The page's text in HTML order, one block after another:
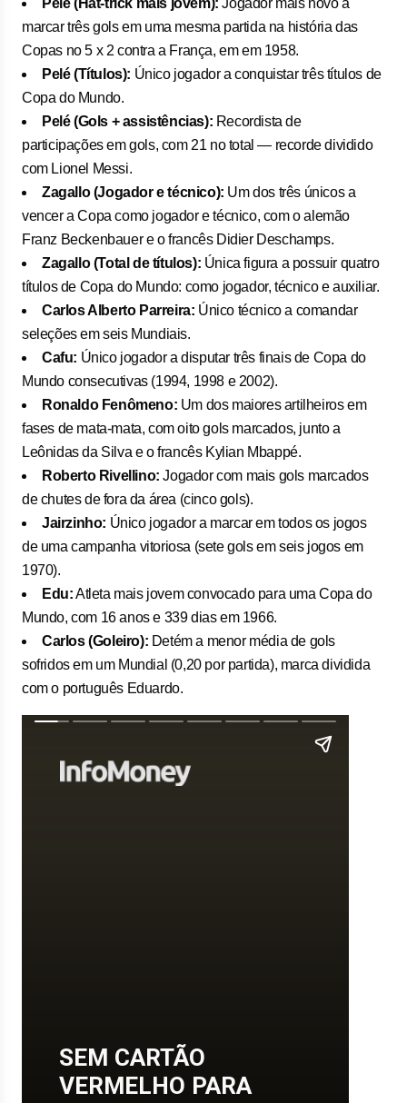
Pelé (Hat-trick mais jovem): Jogador mais novo a
marcar três gols em uma mesma partida na história das
Copas no 5 x 2 contra a França, em em 1958.
Pelé (Títulos): Único jogador a conquistar três títulos de
Copa do Mundo.
Pelé (Gols + assistências): Recordista de
participações em gols, com 21 no total — recorde dividido
com Lionel Messi.
Zagallo (Jogador e técnico): Um dos três únicos a
vencer a Copa como jogador e técnico, com o alemão
Franz Beckenbauer e o francês Didier Deschamps.
Zagallo (Total de títulos): Única figura a possuir quatro
títulos de Copa do Mundo: como jogador, técnico e auxiliar.
Carlos Alberto Parreira: Único técnico a comandar
seleções em seis Mundiais.
Cafu: Único jogador a disputar três finais de Copa do
Mundo consecutivas (1994, 1998 e 2002).
Ronaldo Fenômeno: Um dos maiores artilheiros em
fases de mata-mata, com oito gols marcados, junto a
Leônidas da Silva e o francês Kylian Mbappé.
Roberto Rivellino: Jogador com mais gols marcados
de chutes de fora da área (cinco gols).
Jairzinho: Único jogador a marcar em todos os jogos
de uma campanha vitoriosa (sete gols em seis jogos em
1970).
Edu:Atleta mais jovem convocado para uma Copa do
Mundo, com 16 anos e 339 dias em 1966.
Carlos (Goleiro): Detém a menor média de gols
sofridos em um Mundial (0,20 por partida), marca dividida
com o português Eduardo.